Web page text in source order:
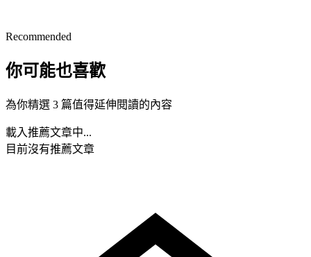
Recommended
你可能也喜歡
為你精選 3 篇值得延伸閱讀的內容
載入推薦文章中...
目前沒有推薦文章